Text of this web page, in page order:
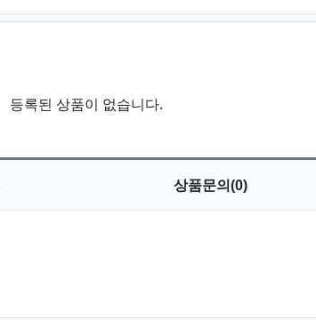
등록된 상품이 없습니다.
상품문의(0)